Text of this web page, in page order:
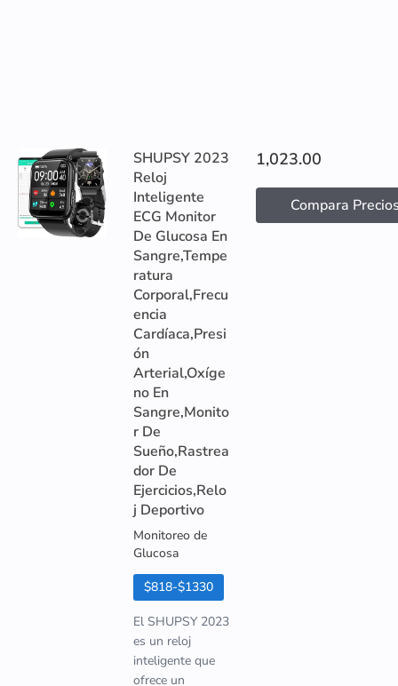
SHUPSY 2023
Reloj
Inteligente
ECG Monitor
De Glucosa En
Sangre,Tempe
ratura
Corporal,Frecu
encia
Cardíaca,Presi
ón
Arterial,Oxíge
no En
Sangre,Monito
r De
Sueño,Rastrea
dor De
Ejercicios,Relo
j Deportivo
Monitoreo de
Glucosa
$818-$1330
El SHUPSY 2023
es un reloj
inteligente que
ofrece un
1,023.00
Compara